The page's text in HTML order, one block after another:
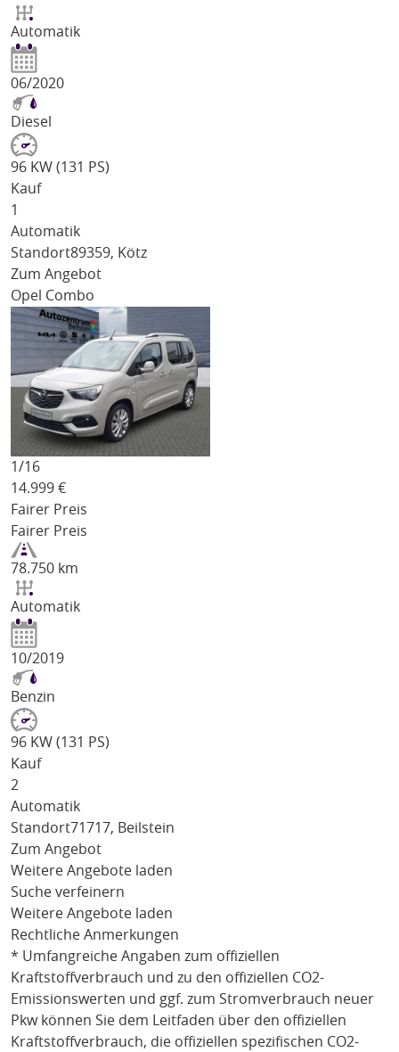
Automatik
06/2020
Diesel
96 KW (131 PS)
Kauf
1
Automatik
Standort89359, Kötz
Zum Angebot
Opel Combo
1/16
14.999 €
Fairer Preis
Fairer Preis
78.750 km
Automatik
10/2019
Benzin
96 KW (131 PS)
Kauf
2
Automatik
Standort71717, Beilstein
Zum Angebot
Weitere Angebote laden
Suche verfeinern
Weitere Angebote laden
Rechtliche Anmerkungen
* Umfangreiche Angaben zum offiziellen
Kraftstoffverbrauch und zu den offiziellen CO2-
Emissionswerten und ggf. zum Stromverbrauch neuer
Pkw können Sie dem Leitfaden über den offiziellen
Kraftstoffverbrauch, die offiziellen spezifischen CO2-